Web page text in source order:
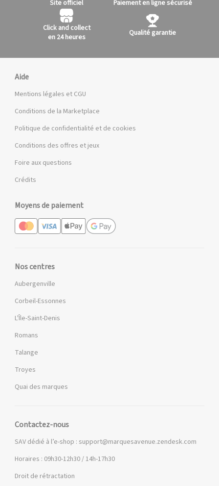
Site officiel Paiement en ligne sécurisé
Click and collect
en 24 heures
Qualité garantie
Aide
Mentions légales et CGU
Conditions de la Marketplace
Politique de confidentialité et de cookies
Conditions des offres et jeux
Foire aux questions
Crédits
Moyens de paiement
Nos centres
Aubergenville
Corbeil-Essonnes
L'Île-Saint-Denis
Romans
Talange
Troyes
Quai des marques
Contactez-nous
SAV dédié à l’e-shop : support@marquesavenue.zendesk.com
Horaires : 09h30-12h30 / 14h-17h30
Droit de rétractation